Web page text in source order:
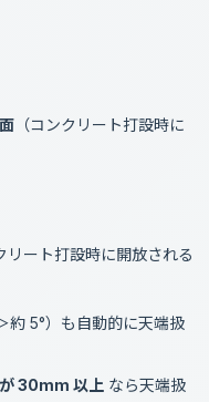
（コンクリート打設時に
ート打設時に開放される
約 5°）も自動的に天端扱
30mm 以上 なら天端扱